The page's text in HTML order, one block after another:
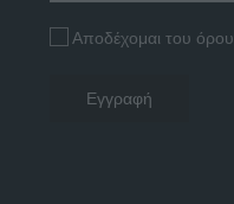
Αποδέχομαι του